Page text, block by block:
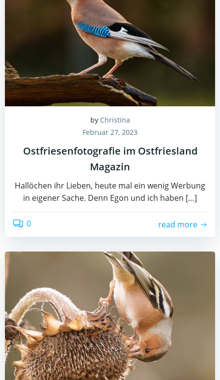
by Christina
Februar 27, 2023
Ostfriesenfotografie im Ostfriesland
Magazin
Hallöchen ihr Lieben, heute mal ein wenig Werbung
in eigener Sache. Denn Egon und ich haben […]
0 read more